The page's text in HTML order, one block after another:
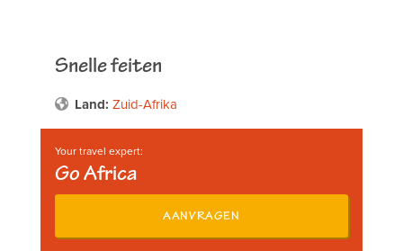
Snelle feiten
Land: Zuid-Afrika
Your travel expert:
Go Africa
AANVRAGEN